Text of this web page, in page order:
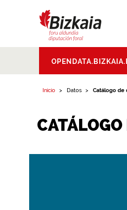
Aldundia.Diputacion
Foral de Bizkaia
Inicio Datos Catálogo de